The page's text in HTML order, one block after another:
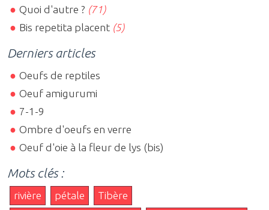
Quoi d'autre ? (71)
Bis repetita placent (5)
Derniers articles
Oeufs de reptiles
Oeuf amigurumi
7-1-9
Ombre d'oeufs en verre
Oeuf d'oie à la fleur de lys (bis)
Mots clés :
rivière pétale
Tibère